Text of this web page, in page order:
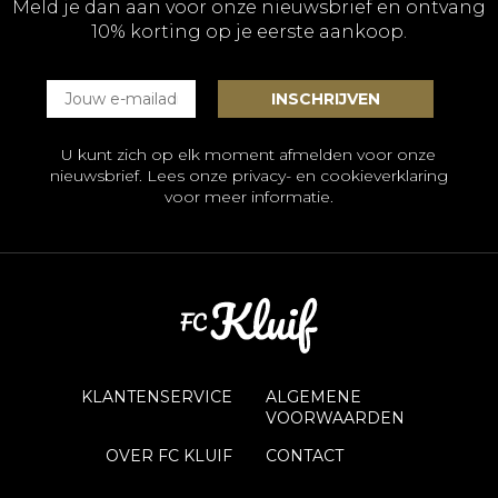
Meld je dan aan voor onze nieuwsbrief en ontvang
10% korting op je eerste aankoop.
U kunt zich op elk moment afmelden voor onze
nieuwsbrief. Lees onze privacy- en cookieverklaring
voor meer informatie.
KLANTENSERVICE
ALGEMENE
VOORWAARDEN
OVER FC KLUIF
CONTACT